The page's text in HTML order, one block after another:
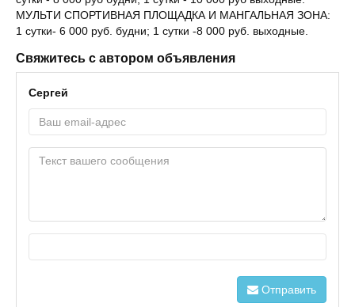
МУЛЬТИ СПОРТИВНАЯ ПЛОЩАДКА И МАНГАЛЬНАЯ ЗОНА:
1 сутки- 6 000 руб. будни; 1 сутки -8 000 руб. выходные.
Свяжитесь с автором объявления
Сергей
Отправить